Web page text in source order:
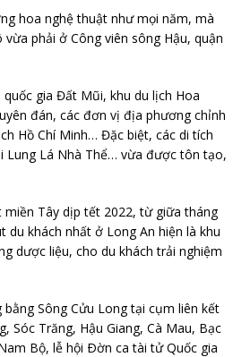
hoa nghệ thuật như mọi năm, mà
phải ở Công viên sông Hậu, quận
gia Đất Mũi, khu du lịch Hoa
đán, các đơn vị địa phương chỉnh
Hồ Chí Minh… Đặc biệt, các di tích
Lung Lá Nhà Thể… vừa được tôn tạo,
Tây dịp tết 2022, từ giữa tháng
khách nhất ở Long An hiện là khu
dược liệu, cho du khách trải nghiệm
Sông Cửu Long tại cụm liên kết
Sóc Trăng, Hậu Giang, Cà Mau, Bạc
Bộ, lễ hội Ðờn ca tài tử Quốc gia